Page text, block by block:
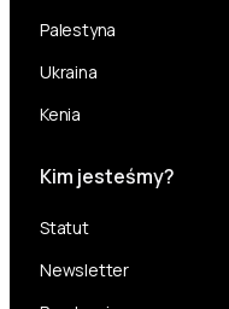
Palestyna
Ukraina
Kenia
Kim jesteśmy?
Statut
Newsletter